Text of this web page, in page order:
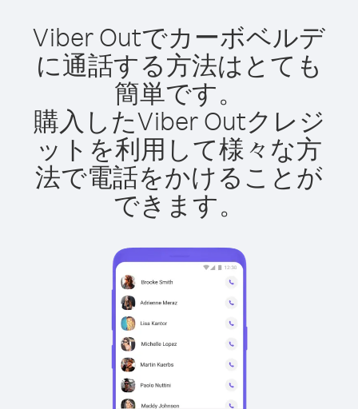
Viber Outでカーボベルデ
に通話する方法はとても
簡単です。
購入したViber Outクレジ
ットを利用して様々な方
法で電話をかけることが
できます。